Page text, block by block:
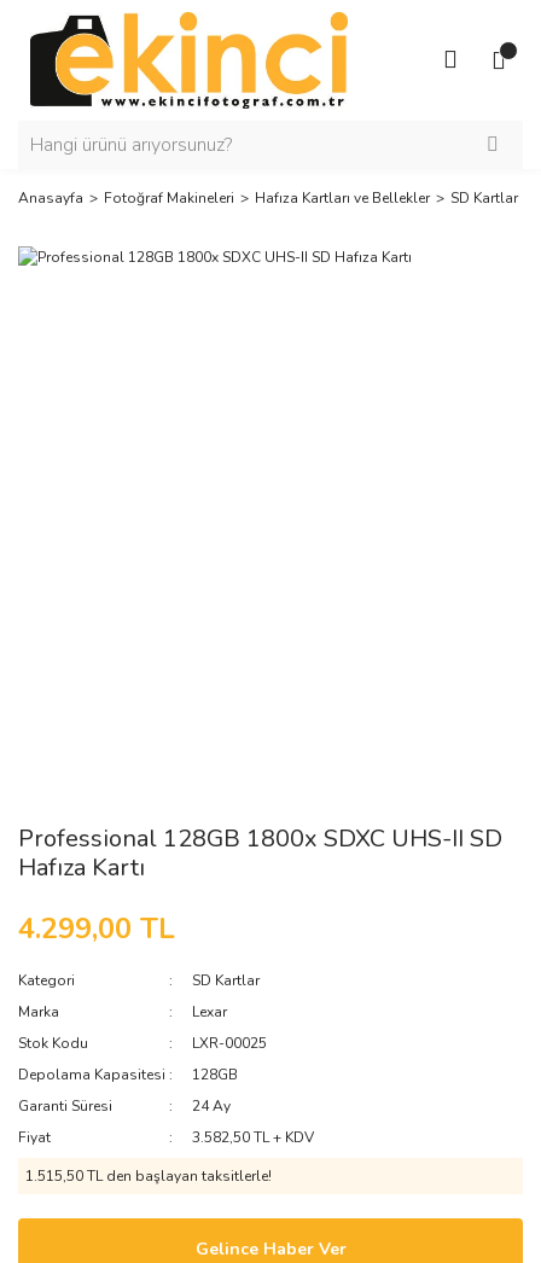
Anasayfa Fotoğraf Makineleri Hafıza Kartları ve Bellekler SD Kartlar
Professional 128GB 1800x SDXC UHS-II SD
Hafıza Kartı
4.299,00 TL
Kategori
SD Kartlar
Marka
Lexar
Stok Kodu
LXR-00025
Depolama Kapasitesi
128GB
Garanti Süresi
24 Ay
Fiyat
3.582,50 TL + KDV
1.515,50 TL den başlayan taksitlerle!
Gelince Haber Ver